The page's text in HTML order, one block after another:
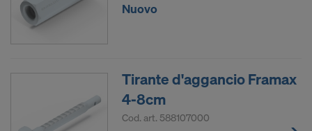
Nuovo
Tirante d'aggancio Framax
4-8cm
Cod. art. 588107000